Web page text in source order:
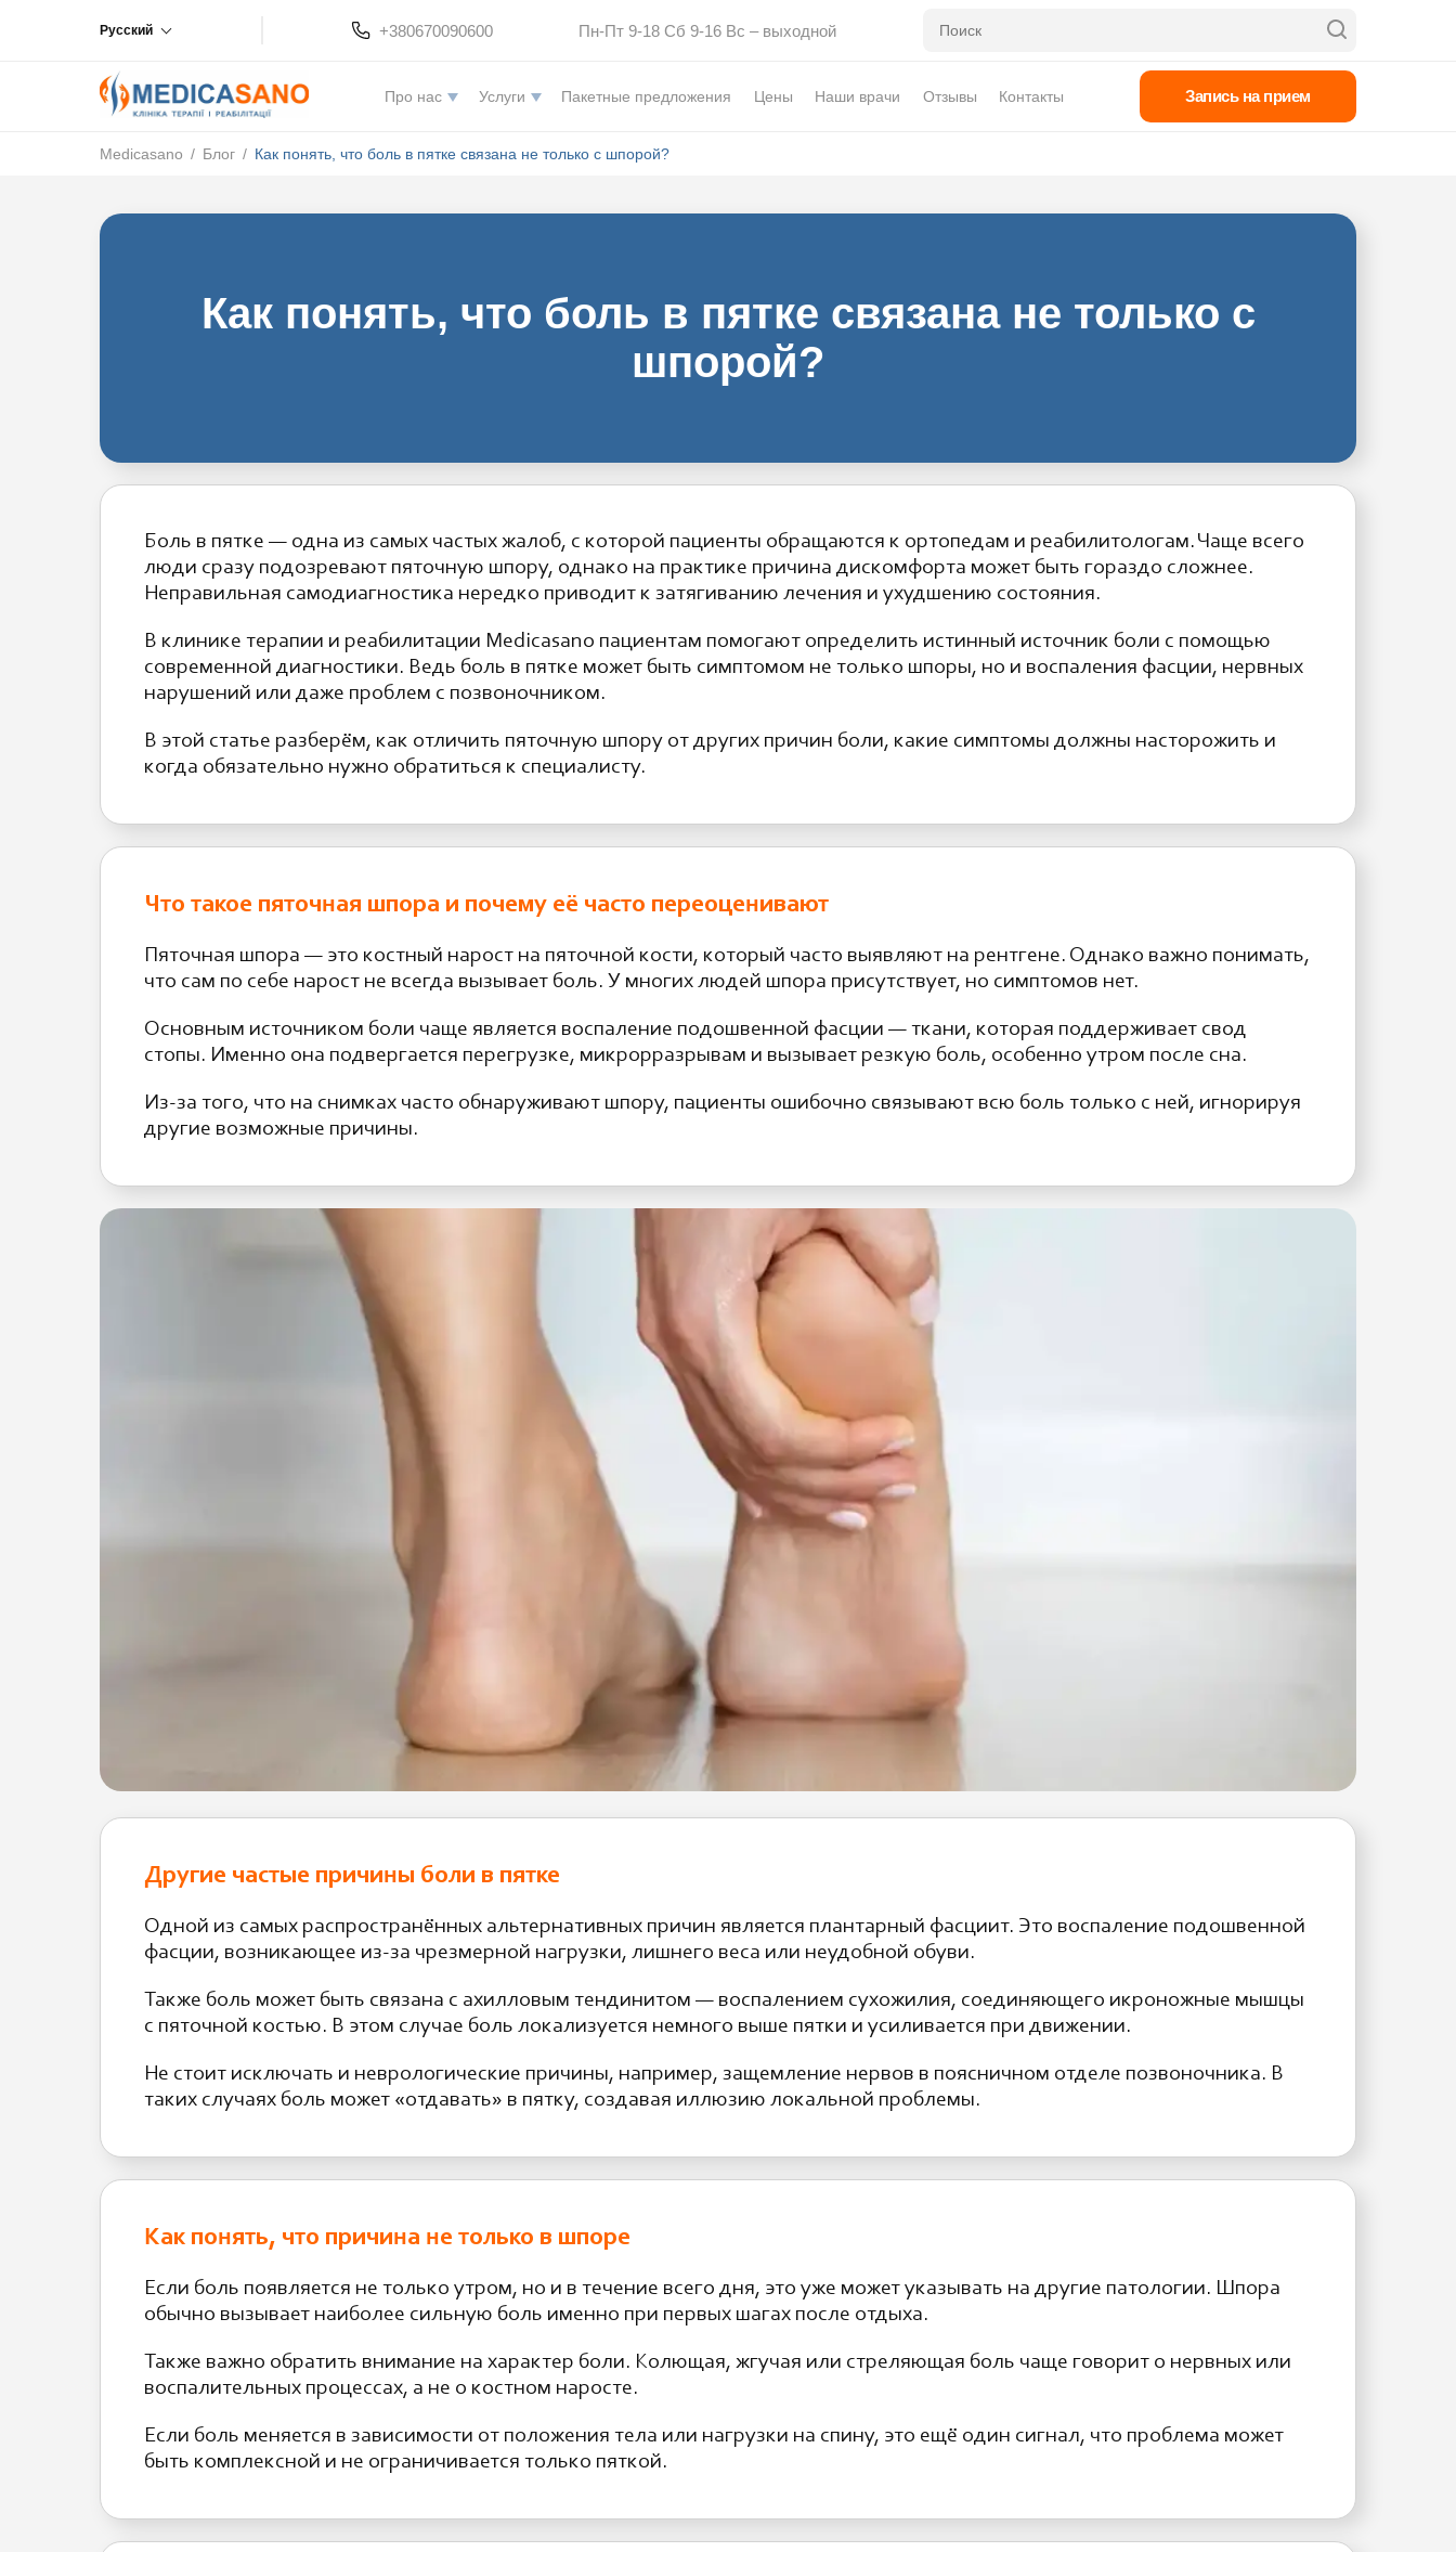
Русский +380670090600 Пн-Пт 9-18 Сб 9-16 Вс – выходной
Про нас Услуги Пакетные предложения Цены Наши врачи Отзывы Контакты Запись на прием
Medicasano / Блог / Как понять, что боль в пятке связана не только с шпорой?
Как понять, что боль в пятке связана не только с
шпорой?
Боль в пятке — одна из самых частых жалоб, с которой пациенты обращаются к ортопедам и реабилитологам. Чаще всего
люди сразу подозревают пяточную шпору, однако на практике причина дискомфорта может быть гораздо сложнее.
Неправильная самодиагностика нередко приводит к затягиванию лечения и ухудшению состояния.
В клинике терапии и реабилитации Medicasano пациентам помогают определить истинный источник боли с помощью
современной диагностики. Ведь боль в пятке может быть симптомом не только шпоры, но и воспаления фасции, нервных
нарушений или даже проблем с позвоночником.
В этой статье разберём, как отличить пяточную шпору от других причин боли, какие симптомы должны насторожить и
когда обязательно нужно обратиться к специалисту.
Что такое пяточная шпора и почему её часто переоценивают
Пяточная шпора — это костный нарост на пяточной кости, который часто выявляют на рентгене. Однако важно понимать,
что сам по себе нарост не всегда вызывает боль. У многих людей шпора присутствует, но симптомов нет.
Основным источником боли чаще является воспаление подошвенной фасции — ткани, которая поддерживает свод
стопы. Именно она подвергается перегрузке, микрорразрывам и вызывает резкую боль, особенно утром после сна.
Из-за того, что на снимках часто обнаруживают шпору, пациенты ошибочно связывают всю боль только с ней, игнорируя
другие возможные причины.
Другие частые причины боли в пятке
Одной из самых распространённых альтернативных причин является плантарный фасциит. Это воспаление подошвенной
фасции, возникающее из-за чрезмерной нагрузки, лишнего веса или неудобной обуви.
Также боль может быть связана с ахилловым тендинитом — воспалением сухожилия, соединяющего икроножные мышцы
с пяточной костью. В этом случае боль локализуется немного выше пятки и усиливается при движении.
Не стоит исключать и неврологические причины, например, защемление нервов в поясничном отделе позвоночника. В
таких случаях боль может «отдавать» в пятку, создавая иллюзию локальной проблемы.
Как понять, что причина не только в шпоре
Если боль появляется не только утром, но и в течение всего дня, это уже может указывать на другие патологии. Шпора
обычно вызывает наиболее сильную боль именно при первых шагах после отдыха.
Также важно обратить внимание на характер боли. Колющая, жгучая или стреляющая боль чаще говорит о нервных или
воспалительных процессах, а не о костном наросте.
Если боль меняется в зависимости от положения тела или нагрузки на спину, это ещё один сигнал, что проблема может
быть комплексной и не ограничивается только пяткой.